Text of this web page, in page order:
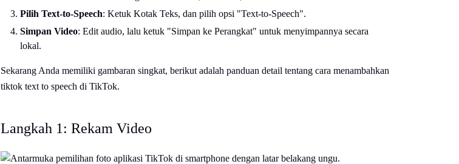
Pilih Text-to-Speech: Ketuk Kotak Teks, dan pilih opsi "Text-to-Speech".
Simpan Video: Edit audio, lalu ketuk "Simpan ke Perangkat" untuk menyimpannya secara
lokal.
Sekarang Anda memiliki gambaran singkat, berikut adalah panduan detail tentang cara menambahkan
tiktok text to speech di TikTok.
Langkah 1: Rekam Video